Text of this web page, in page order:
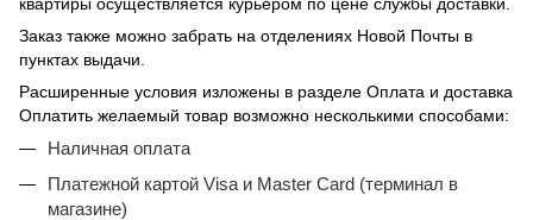
Заказ также можно забрать на отделениях Новой Почты в
пунктах выдачи.
Расширенные условия изложены в разделе Оплата и доставка
Оплатить желаемый товар возможно несколькими способами:
Наличная оплата
Платежной картой Visa и Master Card (терминал в
магазине)